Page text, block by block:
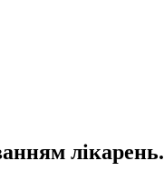
лікарень.